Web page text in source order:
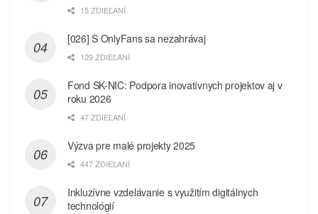
15 ZDIEĽANÍ
[026] S OnlyFans sa nezahrávaj
129 ZDIEĽANÍ
Fond SK-NIC: Podpora inovatívnych projektov aj v
roku 2026
47 ZDIEĽANÍ
Výzva pre malé projekty 2025
447 ZDIEĽANÍ
Inkluzívne vzdelávanie s využitím digitálnych
technológií